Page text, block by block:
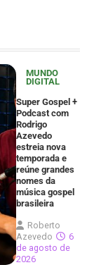
MUNDO
DIGITAL
Super Gospel +
Podcast com
Rodrigo
Azevedo
estreia nova
temporada e
reúne grandes
nomes da
música gospel
brasileira
Roberto
Azevedo
6
de agosto de
2026